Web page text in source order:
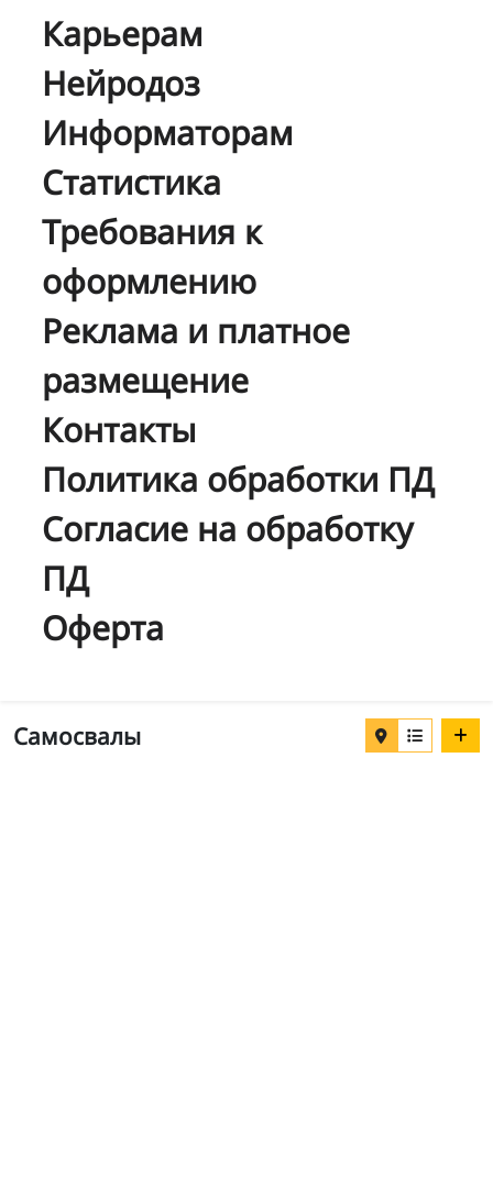
Карьерам
Нейродоз
Информаторам
Статистика
Требования к
оформлению
Реклама и платное
размещение
Контакты
Политика обработки ПД
Согласие на обработку
ПД
Оферта
Самосвалы